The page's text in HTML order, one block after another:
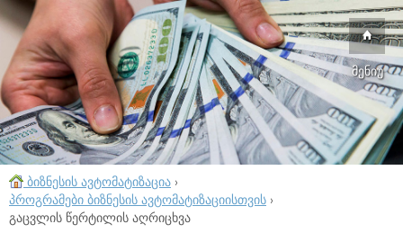
მენიუ
ბიზნესის ავტომატიზაცია ›
პროგრამები ბიზნესის ავტომატიზაციისთვის ›
გაცვლის წერტილის აღრიცხვა